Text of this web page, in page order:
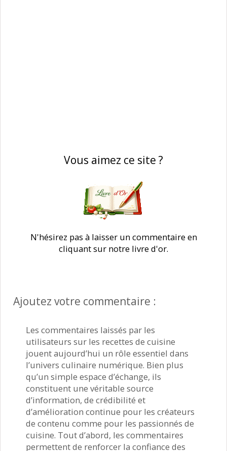
Vous aimez ce site ?
N'hésirez pas à laisser un commentaire en
cliquant sur notre livre d'or.
Ajoutez votre commentaire :
Les commentaires laissés par les
utilisateurs sur les recettes de cuisine
jouent aujourd’hui un rôle essentiel dans
l’univers culinaire numérique. Bien plus
qu’un simple espace d’échange, ils
constituent une véritable source
d’information, de crédibilité et
d’amélioration continue pour les créateurs
de contenu comme pour les passionnés de
cuisine. Tout d’abord, les commentaires
permettent de renforcer la confiance des